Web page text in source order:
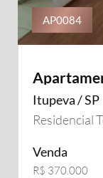
AP0084
Itupeva / SP
Residencial
Venda
R$ 370.000